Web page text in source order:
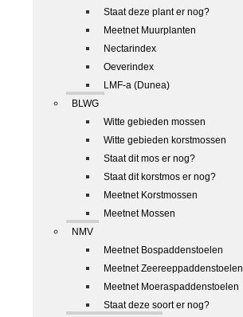
Staat deze plant er nog?
Meetnet Muurplanten
Nectarindex
Oeverindex
LMF-a (Dunea)
BLWG
Witte gebieden mossen
Witte gebieden korstmossen
Staat dit mos er nog?
Staat dit korstmos er nog?
Meetnet Korstmossen
Meetnet Mossen
NMV
Meetnet Bospaddenstoelen
Meetnet Zeereeppaddenstoelen
Meetnet Moeraspaddenstoelen
Staat deze soort er nog?